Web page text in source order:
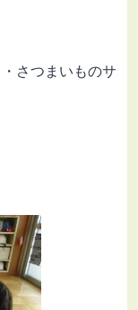
さつまいものサ